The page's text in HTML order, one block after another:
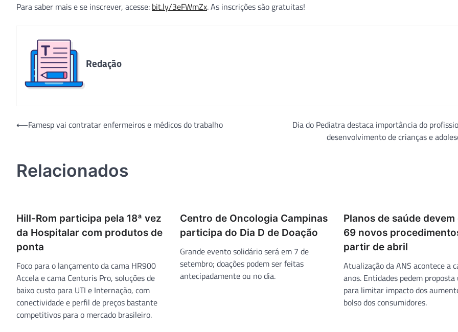
Para saber mais e se inscrever, acesse: bit.ly/3eFWmZx. As inscrições são gratuitas!
Redação
Navegação
⟵Famesp vai contratar enfermeiros e médicos do trabalho
Dia do Pediatra destaca importância do
desenvolvimento de crianças e
Relacionados
Hill-Rom participa pela 18ª vez
da Hospitalar com produtos de
ponta
Foco para o lançamento da cama HR900
Accela e cama Centuris Pro, soluções de
baixo custo para UTI e Internação, com
conectividade e perfil de preços bastante
competitivos para o mercado brasileiro.
Centro de Oncologia Campinas
participa do Dia D de Doação
Grande evento solidário será em 7 de
setembro; doações podem ser feitas
antecipadamente ou no dia.
Planos de saúde
69 novos
partir de abril
Atualização da ANS acontece a
anos. Entidades pedem
para limitar impacto dos
bolso dos consumidores.